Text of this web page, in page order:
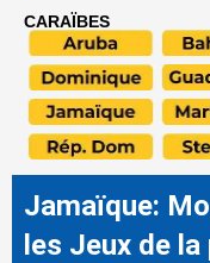
CARAÏBES
Jamaïque:
les Jeux de la